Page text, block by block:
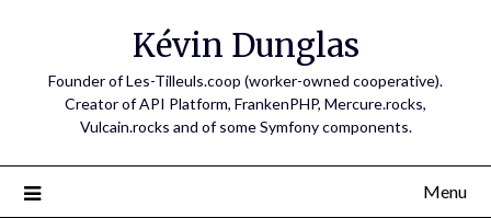
Kévin Dunglas
Founder of Les-Tilleuls.coop (worker-owned cooperative).
Creator of API Platform, FrankenPHP, Mercure.rocks,
Vulcain.rocks and of some Symfony components.
Menu